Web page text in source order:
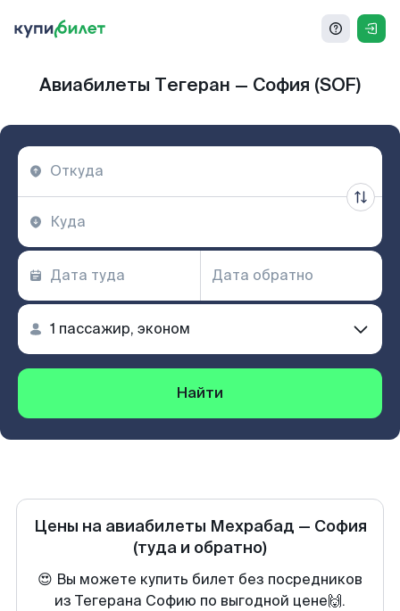
Авиабилеты Тегеран — София (SOF)
Найти
Цены на авиабилеты Мехрабад — София
(туда и обратно)
😍 Вы можете купить билет без посредников
из Тегерана Софию по выгодной цене🙌.